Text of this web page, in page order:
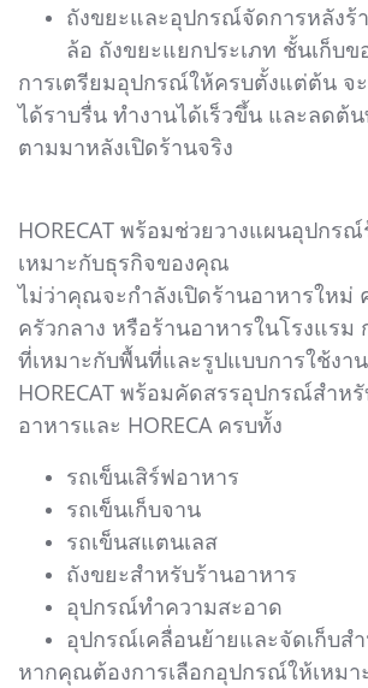
ถังขยะและอุปกรณ์จัดการหลังร้
ล้อ ถังขยะแยกประเภท ชั้นเก็บข
การเตรียมอุปกรณ์ให้ครบตั้งแต่ต้น จ
ได้ราบรื่น ทำงานได้เร็วขึ้น และลดต้
ตามมาหลังเปิดร้านจริง
HORECAT พร้อมช่วยวางแผนอุปกร
เหมาะกับธุรกิจของคุณ
ไม่ว่าคุณจะกำลังเปิดร้านอาหารใหม่
ครัวกลาง หรือร้านอาหารในโรงแรม
ที่เหมาะกับพื้นที่และรูปแบบการใช้งา
HORECAT พร้อมคัดสรรอุปกรณ์สำห
อาหารและ HORECA ครบทั้ง
รถเข็นเสิร์ฟอาหาร
รถเข็นเก็บจาน
รถเข็นสแตนเลส
ถังขยะสำหรับร้านอาหาร
อุปกรณ์ทำความสะอาด
อุปกรณ์เคลื่อนย้ายและจัดเก็บส
หากคุณต้องการเลือกอุปกรณ์ให้เหม